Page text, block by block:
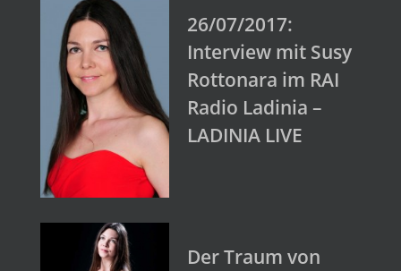
26/07/2017:
Interview mit Susy
Rottonara im RAI
Radio Ladinia –
LADINIA LIVE
Der Traum von